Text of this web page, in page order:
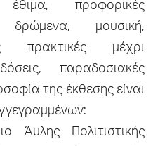
προφορικές
δρώμενα, μουσική,
πρακτικές μέχρι
παραδοσιακές
της έκθεσης είναι
Άυλης Πολιτιστικής